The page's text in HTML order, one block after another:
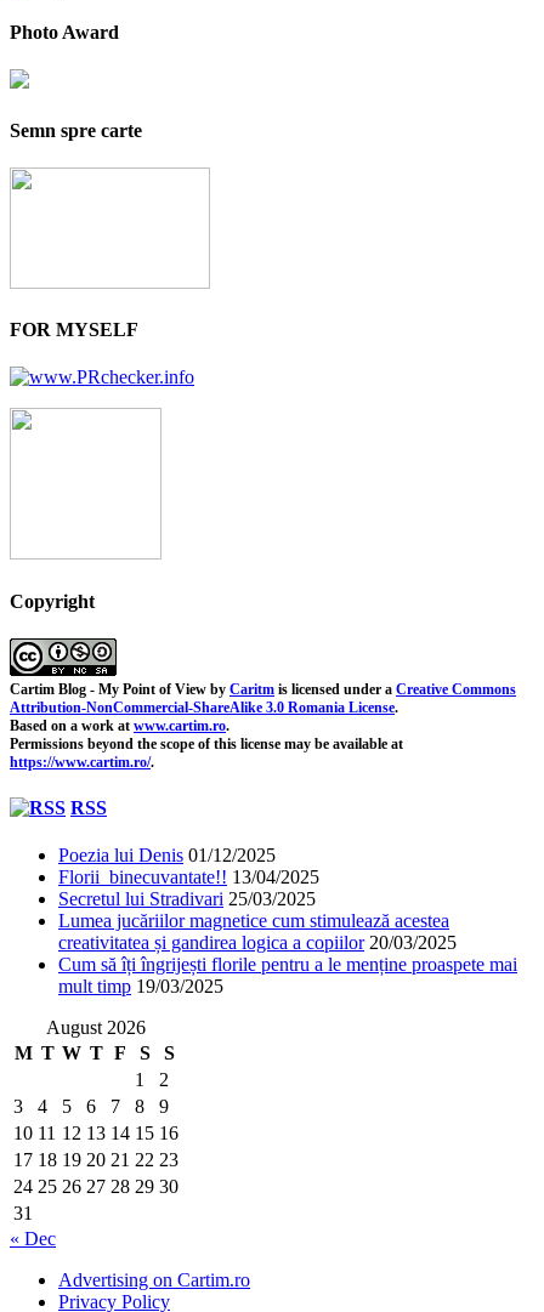
Photo Award
Semn spre carte
FOR MYSELF
Copyright
Cartim Blog - My Point of View by Caritm is licensed under a Creative Commons
Attribution-NonCommercial-ShareAlike 3.0 Romania License.
Based on a work at www.cartim.ro.
Permissions beyond the scope of this license may be available at
https://www.cartim.ro/.
RSS
Poezia lui Denis 01/12/2025
Florii binecuvantate!! 13/04/2025
Secretul lui Stradivari 25/03/2025
Lumea jucăriilor magnetice cum stimulează acestea
creativitatea și gandirea logica a copiilor 20/03/2025
Cum să îți îngrijești florile pentru a le menține proaspete mai
mult timp 19/03/2025
August 2026
M T W T F S
S
1
2
3
4 5 6 7 8
9
10 11 12 13 14 15 16
17 18 19 20 21 22 23
24 25 26 27 28 29 30
31
« Dec
Advertising on Cartim.ro
Privacy Policy